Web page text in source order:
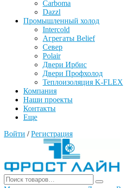
Carboma
Dazzl
Промышленный холод
Intercold
Агрегаты Belief
Север
Polair
Двери Ирбис
Двери Профхолод
Теплоизоляция K-FLEX
Компания
Наши проекты
Контакты
Еще
Войти / Регистрация